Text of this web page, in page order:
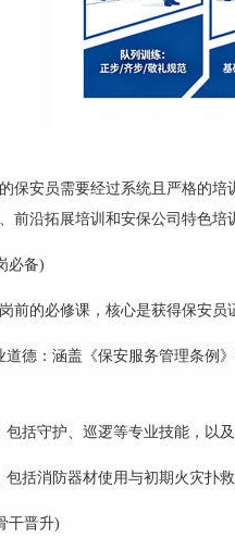
保安员需要经过系统且严格的
前沿拓展培训和安保公司特色培
必备)
前的必修课，核心是获得保安员
道德：涵盖《保安服务管理条例
包括守护、巡逻等专业技能，以
包括消防器材使用与初期火灾扑
干晋升)